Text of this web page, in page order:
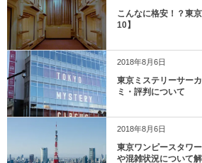
こんなに格安！？東
10】
2018年8月6日
東京ミステリーサー
ミ・評判について
2018年8月6日
東京ワンピースタワ
や混雑状況について